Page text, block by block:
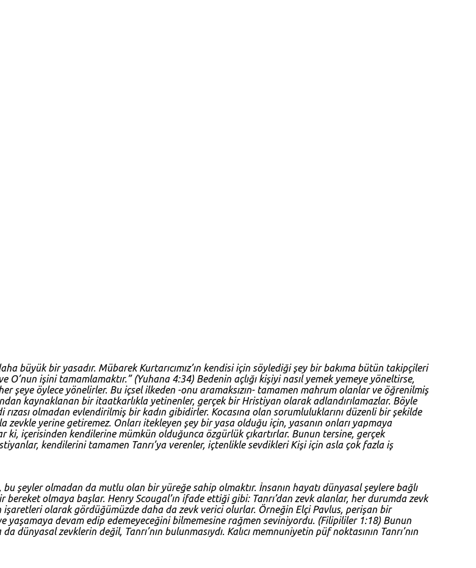
büyük bir yasadır. Mübarek Kurtarıcımız’ın kendisi için söylediği şey bir bakıma bütün takipçileri
işini tamamlamaktır.” (Yuhana 4:34) Bedenin açlığı kişiyi nasıl yemek yemeye yöneltirse,
şeye öylece yönelirler. Bu içsel ilkeden -onu aramaksızın- tamamen mahrum olanlar ve öğrenilmiş
kaynaklanan bir itaatkarlıkla yetinenler, gerçek bir Hristiyan olarak adlandırılamazlar. Böyle
olmadan evlendirilmiş bir kadın gibidirler. Kocasına olan sorumluluklarını düzenli bir şekilde
zevkle yerine getiremez. Onları itekleyen şey bir yasa olduğu için, yasanın onları yapmaya
ki, içerisinden kendilerine mümkün olduğunca özgürlük çıkartırlar. Bunun tersine, gerçek
kendilerini tamamen Tanrı’ya verenler, içtenlikle sevdikleri Kişi için asla çok fazla iş
şeyler olmadan da mutlu olan bir yüreğe sahip olmaktır. İnsanın hayatı dünyasal şeylere bağlı
olmaya başlar. Henry Scougal’ın ifade ettiği gibi: Tanrı’dan zevk alanlar, her durumda zevk
işaretleri olarak gördüğümüzde daha da zevk verici olurlar. Örneğin Elçi Pavlus, perişan bir
devam edip edemeyeceğini bilmemesine rağmen seviniyordu. (Filipililer 1:18) Bunun
zevklerin değil, Tanrı’nın bulunmasıydı. Kalıcı memnuniyetin püf noktasının Tanrı’nın